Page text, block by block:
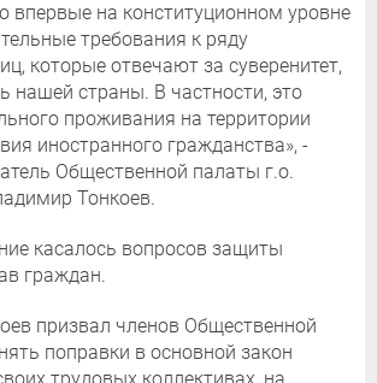
впервые на конституционном уровне
требования к ряду
которые отвечают за суверенитет,
нашей страны. В частности, это
проживания на территории
иностранного гражданства», -
Общественной палаты г.о.
Тонкоев.
касалось вопросов защиты
граждан.
призвал членов Общественной
поправки в основной закон